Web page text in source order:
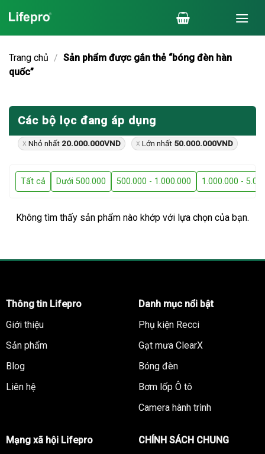
đến
nội
dung
Trang chủ / Sản phẩm được gắn thẻ “bóng đèn hàn
quốc”
Các bộ lọc đang áp dụng
Nhỏ nhất 20.000.000VND Lớn nhất 50.000.000VND
Tất cả Dưới 500.000 500.000 - 1.000.000 1.000.000 -
Không tìm thấy sản phẩm nào khớp với lựa chọn của bạn.
Thông tin Lifepro
Giới thiệu
Sản phẩm
Blog
Liên hệ
Danh mục nổi bật
Phụ kiện Recci
Gạt mưa ClearX
Bóng đèn
Bơm lốp Ô tô
Camera hành trình
Mạng xã hội Lifepro
CHÍNH SÁCH CHUNG